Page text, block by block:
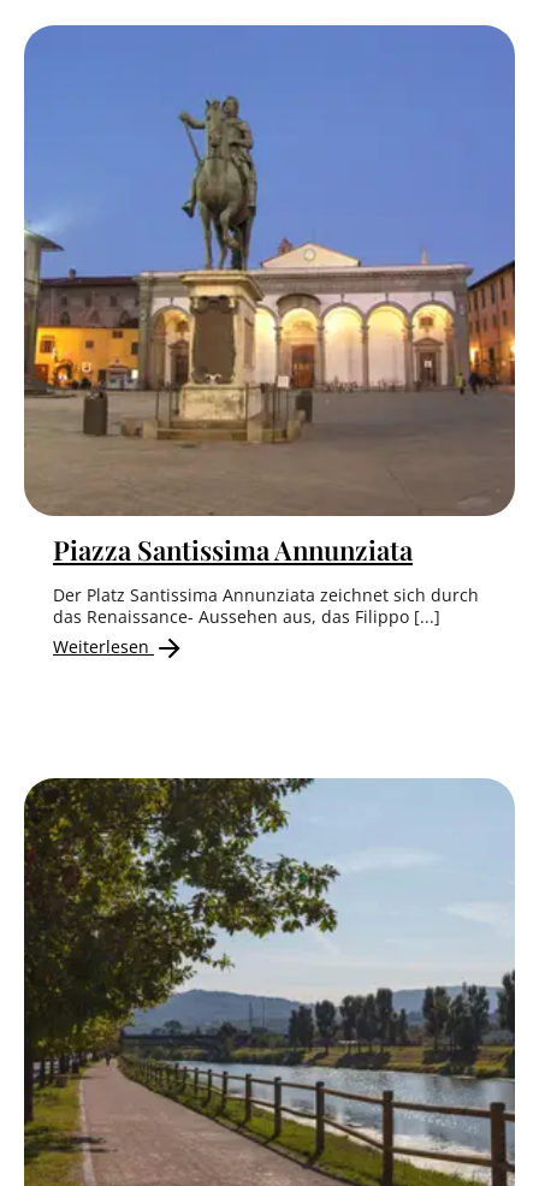
Piazza Santissima Annunziata
Der Platz Santissima Annunziata zeichnet sich durch
das Renaissance- Aussehen aus, das Filippo [...]
Weiterlesen